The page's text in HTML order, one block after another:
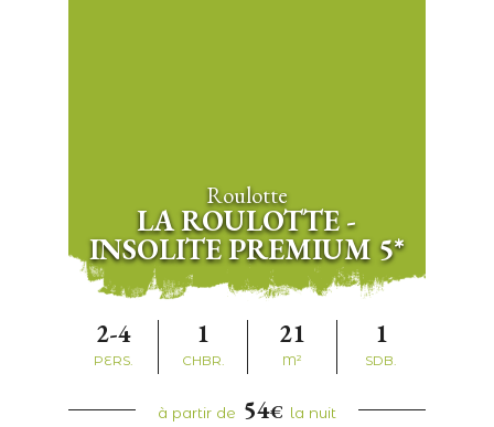
Roulotte
LA ROULOTTE -
INSOLITE PREMIUM 5*
2-4
PERS.
1
CHBR.
21
M²
1
SDB.
à partir de 54€ la nuit